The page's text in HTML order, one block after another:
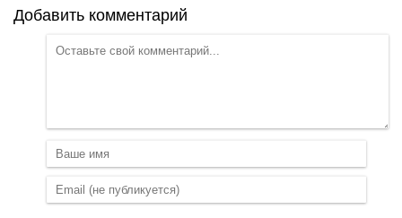
Добавить комментарий